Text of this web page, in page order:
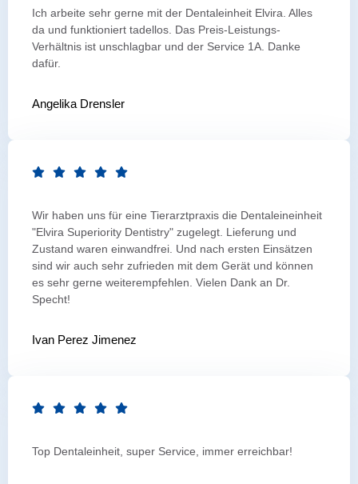
Ich arbeite sehr gerne mit der Dentaleinheit Elvira. Alles
da und funktioniert tadellos. Das Preis-Leistungs-
Verhältnis ist unschlagbar und der Service 1A. Danke
dafür.
Angelika Drensler
Wir haben uns für eine Tierarztpraxis die Dentaleineinheit
"Elvira Superiority Dentistry" zugelegt. Lieferung und
Zustand waren einwandfrei. Und nach ersten Einsätzen
sind wir auch sehr zufrieden mit dem Gerät und können
es sehr gerne weiterempfehlen. Vielen Dank an Dr.
Specht!
Ivan Perez Jimenez
Top Dentaleinheit, super Service, immer erreichbar!